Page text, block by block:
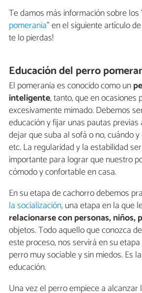
Te damos más información sobre los
pomerania" en el siguiente artículo
te lo pierdas!
Educación del perro
El pomerania es conocido como un
inteligente, tanto, que en ocasiones
excesivamente mimado. Debemos
educación y fijar unas pautas
dejar que suba al sofá o no, cuándo
etc. La regularidad y la estabilidad
importante para lograr que nuestro
cómodo y confortable en casa.
En su etapa de cachorro debemos
la socialización, una etapa en la que
relacionarse con personas, niños,
objetos. Todo aquello que conozca
este proceso, nos servirá en su
perro muy sociable y sin miedos. Es
educación.
Una vez el perro empiece a